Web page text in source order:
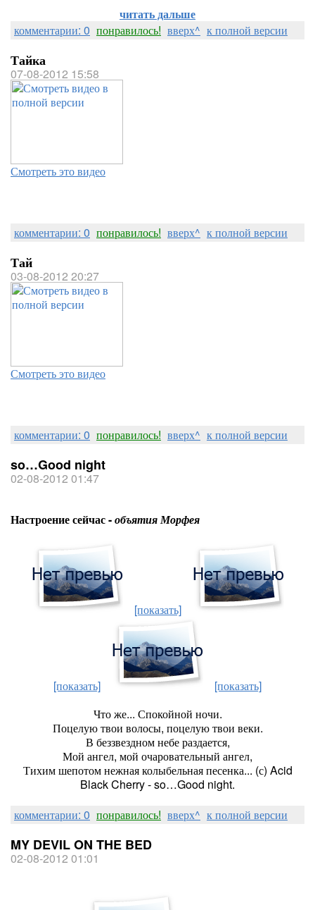
читать дальше
комментарии: 0 понравилось! вверх^ к полной версии
Тайка
07-08-2012 15:58
Смотреть это видео
комментарии: 0 понравилось! вверх^ к полной версии
Тай
03-08-2012 20:27
Смотреть это видео
комментарии: 0 понравилось! вверх^ к полной версии
so…Good night
02-08-2012 01:47
Настроение сейчас -объятия Морфея
[показать]
[показать]
[показать]
Что же... Спокойной ночи.
Поцелую твои волосы, поцелую твои веки.
В беззвездном небе раздается,
Мой ангел, мой очаровательный ангел,
Тихим шепотом нежная колыбельная песенка... (с) Acid
Black Cherry - so…Good night.
комментарии: 0 понравилось! вверх^ к полной версии
MY DEVIL ON THE BED
02-08-2012 01:01